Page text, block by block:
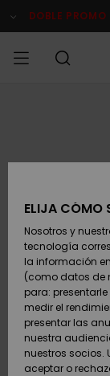
del
DOBLE PROMO
SURF
SNOW
DOBLE
PROMO
ELIJA CÓMO
Nosotros y
tecnología
la información
(como datos de
para:
medir el
presentar las
nuestra
nuestros socios.
aceptar o